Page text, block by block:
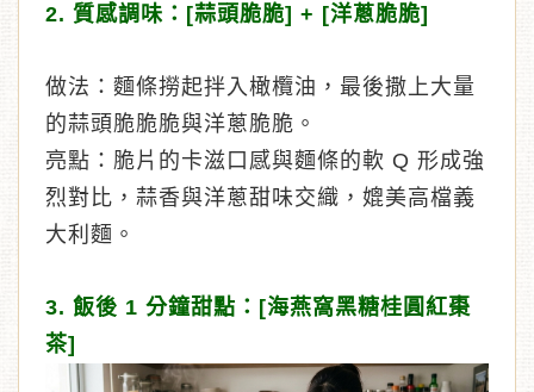
2. 質感調味：[蒜頭脆脆] + [洋蔥脆脆]
做法：麵條撈起拌入橄欖油，最後撒上大量
的蒜頭脆脆脆與洋蔥脆脆。
亮點：脆片的卡滋口感與麵條的軟 Q 形成強
烈對比，蒜香與洋蔥甜味交織，媲美高檔義
大利麵。
3. 飯後 1 分鐘甜點：[海燕窩黑糖桂圓紅棗
茶]